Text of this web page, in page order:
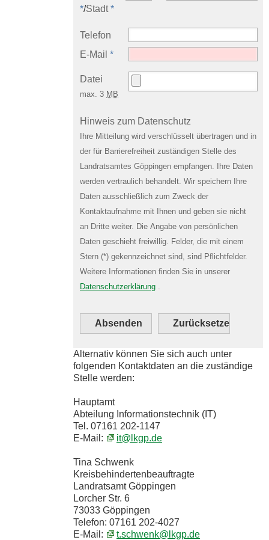
*/Stadt*
Telefon
E-Mail *
Datei
max. 3 MB
Hinweis zum Datenschutz
Ihre Mitteilung wird verschlüsselt übertragen und in
der für Barrierefreiheit zuständigen Stelle des
Landratsamtes Göppingen empfangen. Ihre Daten
werden vertraulich behandelt. Wir speichern Ihre
Daten ausschließlich zum Zweck der
Kontaktaufnahme mit Ihnen und geben sie nicht
an Dritte weiter. Die Angabe von persönlichen
Daten geschieht freiwillig. Felder, die mit einem
Stern (*) gekennzeichnet sind, sind Pflichtfelder.
Weitere Informationen finden Sie in unserer
Datenschutzerklärung .
Alternativ können Sie sich auch unter
folgenden Kontaktdaten an die zuständige
Stelle werden:
Hauptamt
Abteilung Informationstechnik (IT)
Tel. 07161 202-1147
E-Mail:
it@lkgp.de
Tina Schwenk
Kreisbehindertenbeauftragte
Landratsamt Göppingen
Lorcher Str. 6
73033 Göppingen
Telefon: 07161 202-4027
E-Mail:
t.schwenk@lkgp.de